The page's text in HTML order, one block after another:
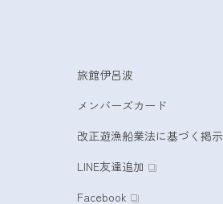
旅館伊呂波
メンバーズカード
改正遊漁船業法に基づく掲示
LINE友達追加
Facebook